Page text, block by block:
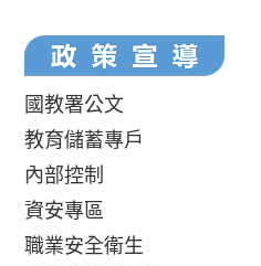
國教署公文
教育儲蓄專戶
內部控制
資安專區
職業安全衛生